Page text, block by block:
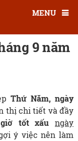
MENU
9 năm
Thứ Năm, ngày
thị chi tiết và đầy
tốt xấu ngày
ý việc nên làm